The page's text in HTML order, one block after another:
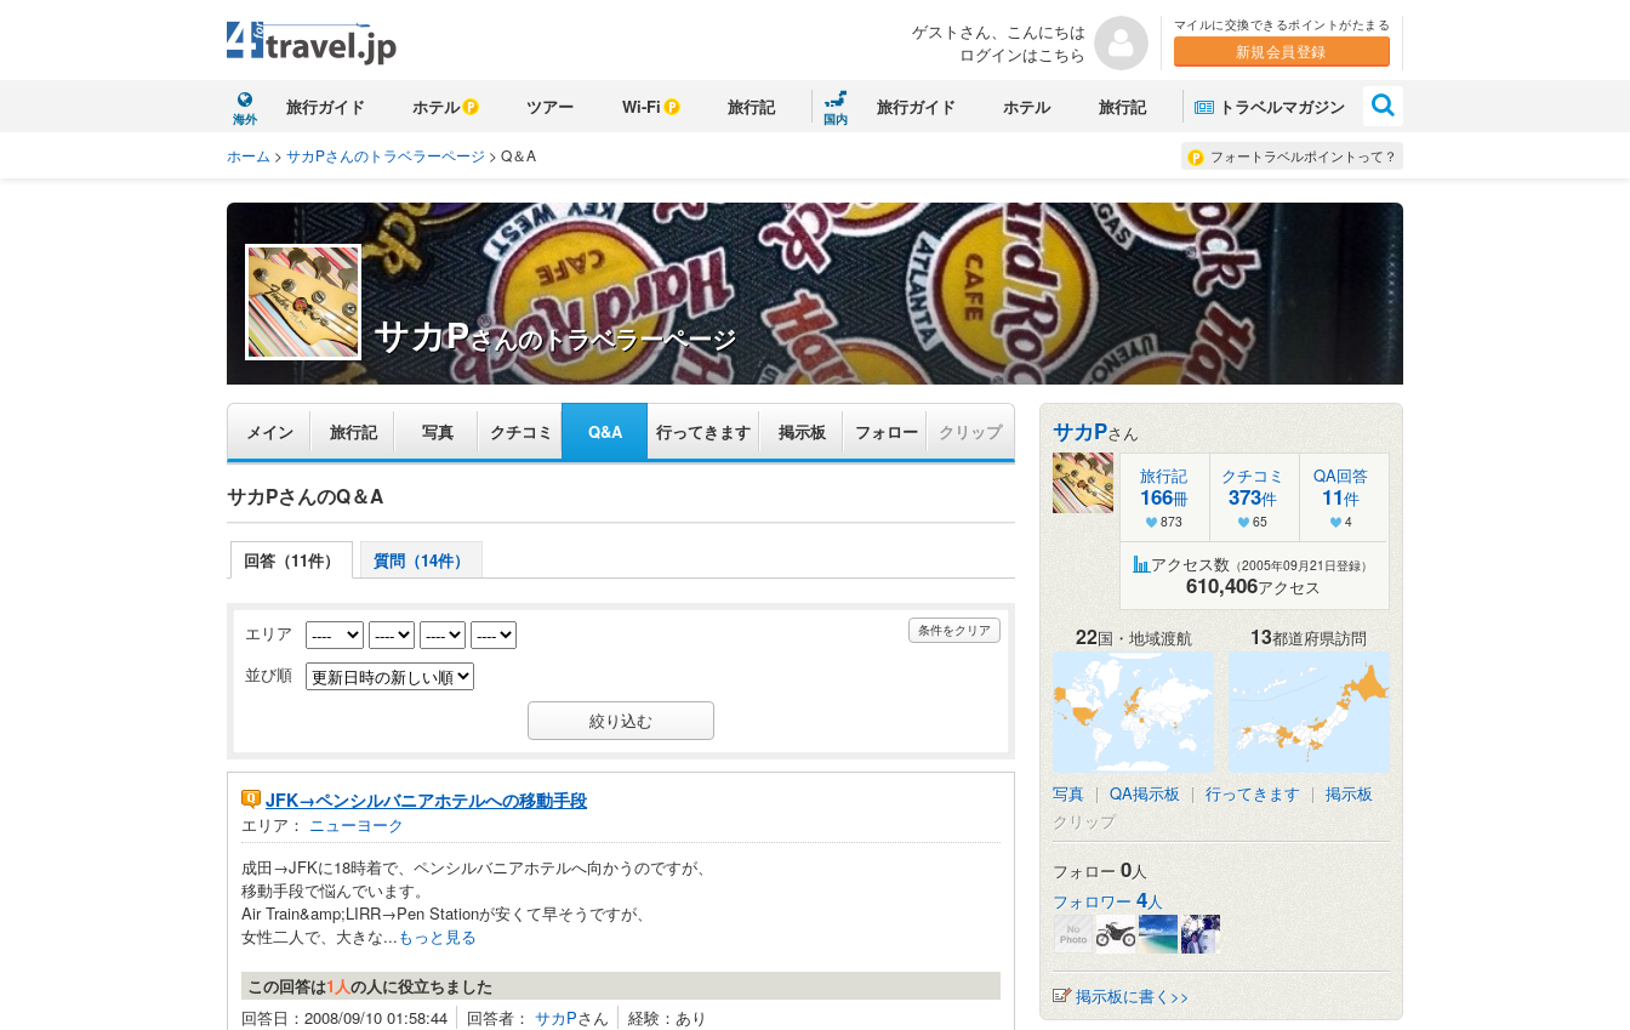
ゲストさん、こんにちは
ログインはこちら
マイルに交換できるポイントがたまる
新規会員登録
海外
旅行ガイド ホテル ツアー Wi-Fi 旅行記
国内
旅行ガイド ホテル 旅行記 トラベルマガジン
フォートラベルポイントって？
ホーム > サカPさんのトラベラーページ > Q＆A
サカPさんのトラベラーページ
メイン 旅行記 写真 クチコミ Q&A 行ってきます 掲示板 フォロー クリップ
サカPさんのQ＆A
回答（11件） 質問（14件）
条件をクリア
エリア
並び順
JFK→ペンシルバニアホテルへの移動手段
エリア： ニューヨーク
成田→JFKに18時着で、ペンシルバニアホテルへ向かうのですが、
移動手段で悩んでいます。
Air Train&amp;LIRR→Pen Stationが安くて早そうですが、
女性二人で、大きな...もっと見る
この回答は1人の人に役立ちました
回答日：2008/09/10 01:58:44
回答者： サカPさん
経験：あり
サカPさん
旅行記
166冊
873
クチコミ
373件
65
QA回答
11件
4
アクセス数 （2005年09月21日登録）
610,406アクセス
22国・地域渡航 13都道府県訪問
写真 | QA掲示板 | 行ってきます | 掲示板
クリップ
フォロー 0人
フォロワー 4人
掲示板に書く>>